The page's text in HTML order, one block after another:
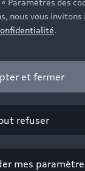
Paramètres des
nous vous
.
et fermer
refuser
mes